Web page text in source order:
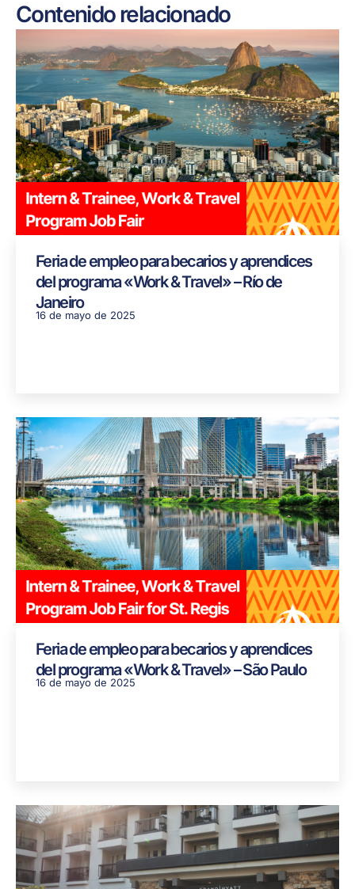
Contenido relacionado
Feria de empleo para becarios y aprendices
del programa «Work & Travel» – Río de
Janeiro
16 de mayo de 2025
Feria de empleo para becarios y aprendices
del programa «Work & Travel» – São Paulo
16 de mayo de 2025